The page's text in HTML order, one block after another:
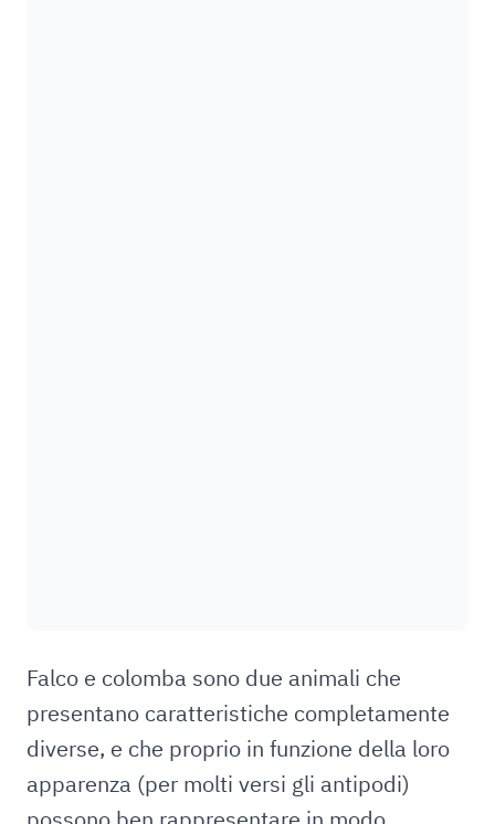
Falco e colomba sono due animali che
presentano caratteristiche completamente
diverse, e che proprio in funzione della loro
apparenza (per molti versi gli antipodi)